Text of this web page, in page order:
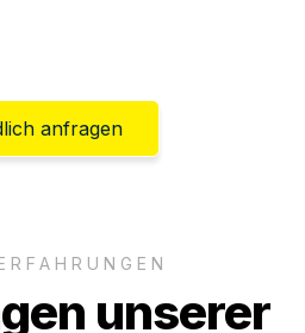
anfragen
unserer